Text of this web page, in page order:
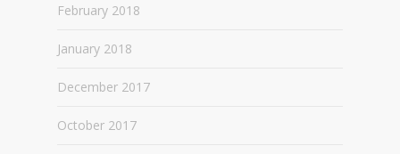
February 2018
January 2018
December 2017
October 2017